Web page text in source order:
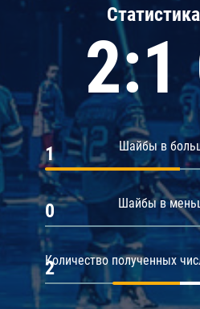
2:1
Шайбы в
1
Шайбы в
0
Количество полученных
2